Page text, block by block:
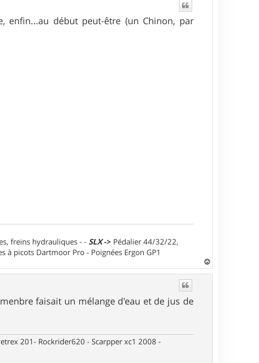
enfin...au début peut-être (un Chinon, par
freins hydrauliques - - SLX-> Pédalier 44/32/22,
à picots Dartmoor Pro - Poignées Ergon GP1
a
faisait un mélange d'eau et de jus de
201- Rockrider620 - Scarpper xc1 2008 -